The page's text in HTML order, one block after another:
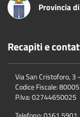
Provincia
Recapiti e
Via San Cristoforo, 3
Codice Fiscale:
P.Iva:02744650025